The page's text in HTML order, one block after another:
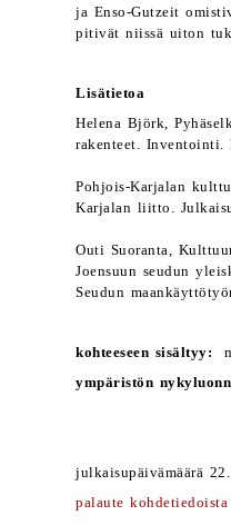
ja Enso-Gutzeit
pitivät niissä uiton
Lisätietoa
Helena Björk,
rakenteet.
Pohjois-Karjalan
Karjalan liitto.
Outi Suoranta,
Joensuun seudun
Seudun
kohteeseen sisältyy:
ympäristön
julkaisupäivämäärä
palaute kohdetiedoista